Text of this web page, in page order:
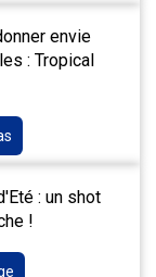
envie
: Tropical
: un shot
!